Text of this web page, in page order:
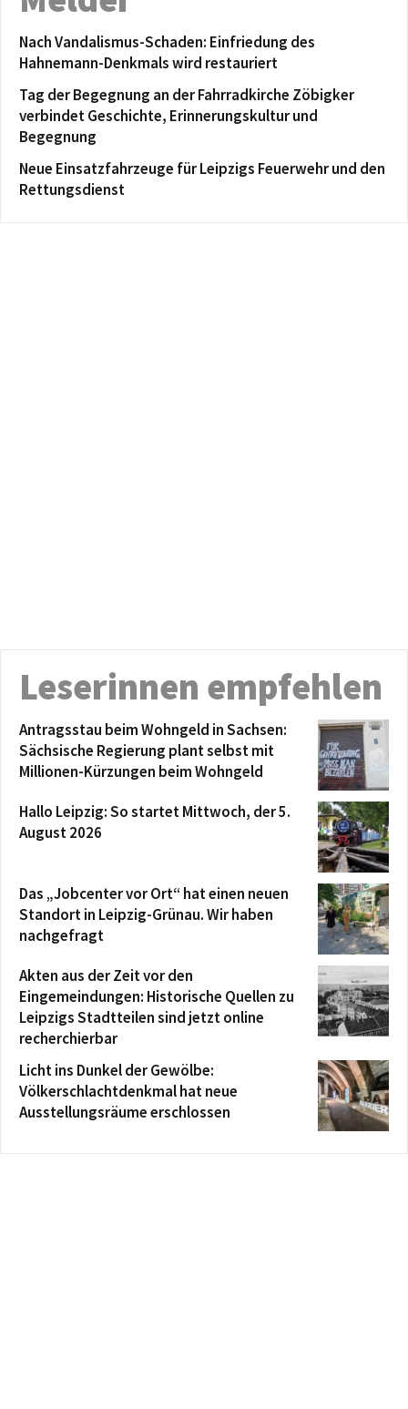
Nach Vandalismus-Schaden: Einfriedung des
Hahnemann-Denkmals wird restauriert
Tag der Begegnung an der Fahrradkirche Zöbigker
verbindet Geschichte, Erinnerungskultur und
Begegnung
Neue Einsatzfahrzeuge für Leipzigs Feuerwehr und den
Rettungsdienst
Leserinnen empfehlen
Antragsstau beim Wohngeld in Sachsen:
Sächsische Regierung plant selbst mit
Millionen-Kürzungen beim Wohngeld
Hallo Leipzig: So startet Mittwoch, der 5.
August 2026
Das „Jobcenter vor Ort“ hat einen neuen
Standort in Leipzig-Grünau. Wir haben
nachgefragt
Akten aus der Zeit vor den
Eingemeindungen: Historische Quellen zu
Leipzigs Stadtteilen sind jetzt online
recherchierbar
Licht ins Dunkel der Gewölbe:
Völkerschlachtdenkmal hat neue
Ausstellungsräume erschlossen